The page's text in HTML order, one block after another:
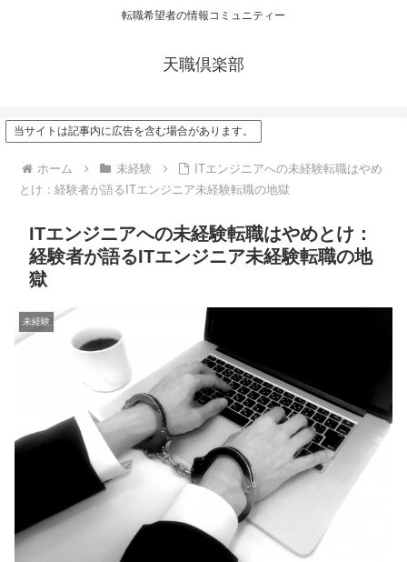
転職希望者の情報コミュニティー
天職倶楽部
当サイトは記事内に広告を含む場合があります。
ホーム 未経験
ITエンジニアへの未経験転職はやめ
とけ：経験者が語るITエンジニア未経験転職の地獄
ITエンジニアへの未経験転職はやめとけ：
経験者が語るITエンジニア未経験転職の地
獄
未経験